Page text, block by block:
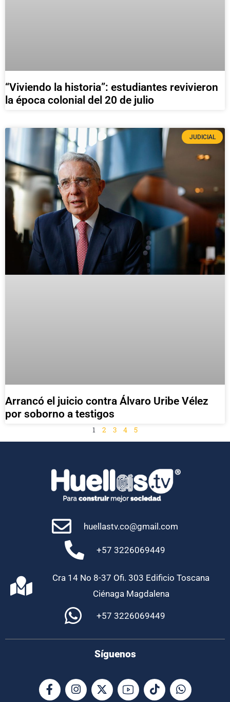
“Viviendo la historia”: estudiantes revivieron
la época colonial del 20 de julio
JUDICIAL
Arrancó el juicio contra Álvaro Uribe Vélez
por soborno a testigos
1 2 3 4 5
huellastv.co@gmail.com
+57 3226069449
Cra 14 No 8-37 Ofi. 303 Edificio Toscana
Ciénaga Magdalena
+57 3226069449
Síguenos